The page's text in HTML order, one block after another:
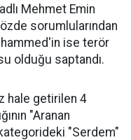
Mehmet Emin
sorumlularından
ise terör
olduğu saptandı.
hale getirilen 4
"Aranan
"Serdem"